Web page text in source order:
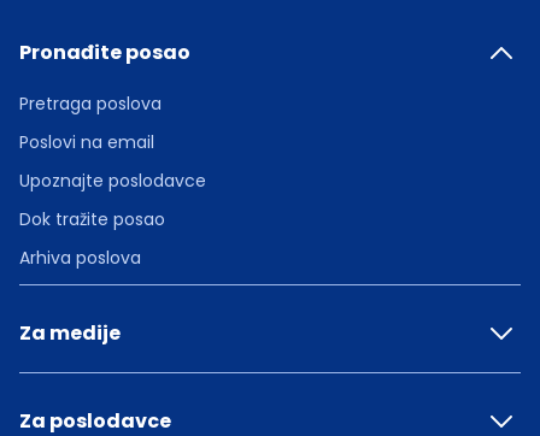
Pronađite posao
Pretraga poslova
Poslovi na email
Upoznajte poslodavce
Dok tražite posao
Arhiva poslova
Za medije
Za poslodavce